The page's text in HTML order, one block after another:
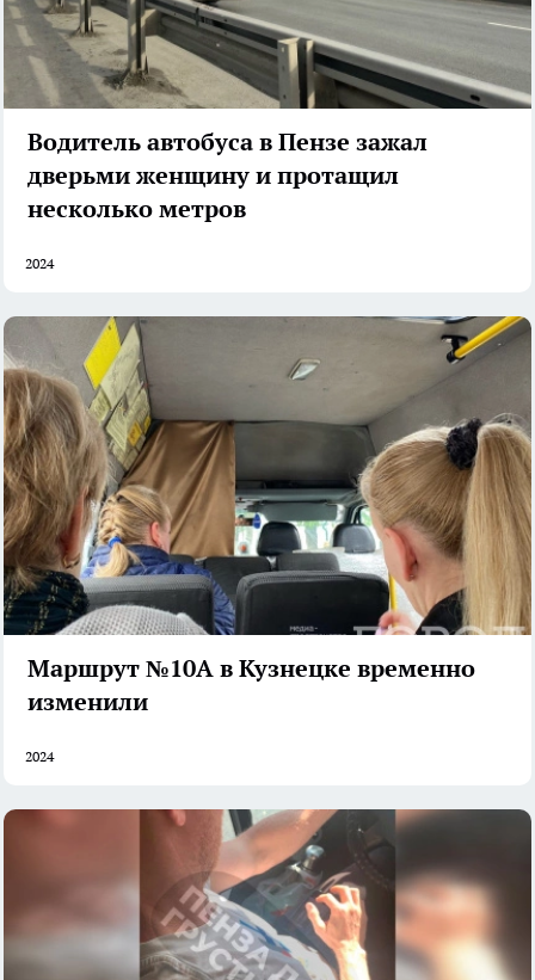
Водитель автобуса в Пензе зажал
дверьми женщину и протащил
несколько метров
2024
Маршрут №10А в Кузнецке временно
изменили
2024